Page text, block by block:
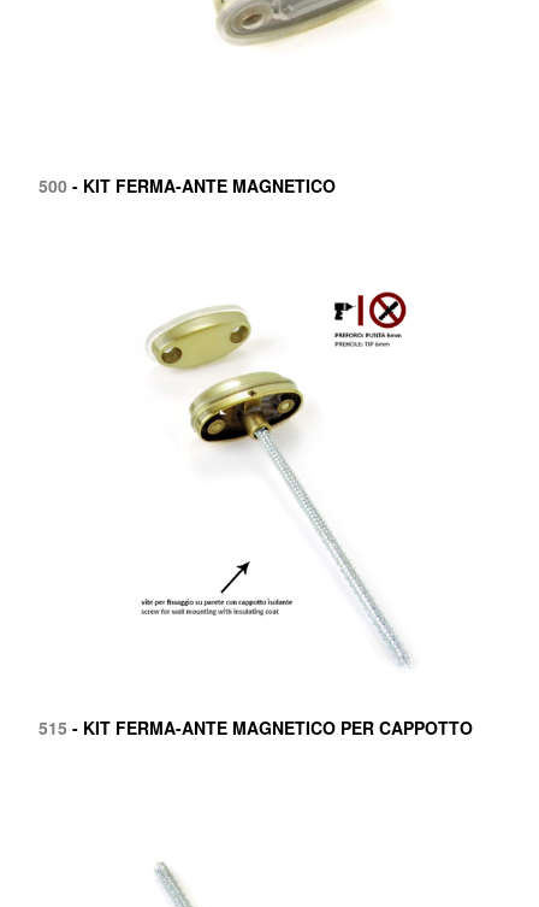
500- KIT FERMA-ANTE MAGNETICO
515- KIT FERMA-ANTE MAGNETICO PER CAPPOTTO